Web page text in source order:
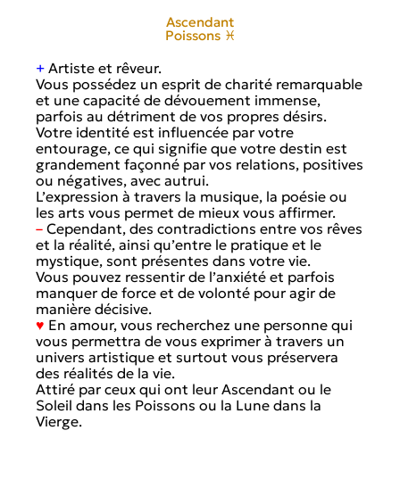
Ascendant
Poissons ♓
+ Artiste et rêveur.
Vous possédez un esprit de charité remarquable
et une capacité de dévouement immense,
parfois au détriment de vos propres désirs.
Votre identité est influencée par votre
entourage, ce qui signifie que votre destin est
grandement façonné par vos relations, positives
ou négatives, avec autrui.
L’expression à travers la musique, la poésie ou
les arts vous permet de mieux vous affirmer.
– Cependant, des contradictions entre vos rêves
et la réalité, ainsi qu’entre le pratique et le
mystique, sont présentes dans votre vie.
Vous pouvez ressentir de l’anxiété et parfois
manquer de force et de volonté pour agir de
manière décisive.
♥ En amour, vous recherchez une personne qui
vous permettra de vous exprimer à travers un
univers artistique et surtout vous préservera
des réalités de la vie.
Attiré par ceux qui ont leur Ascendant ou le
Soleil dans les Poissons ou la Lune dans la
Vierge.